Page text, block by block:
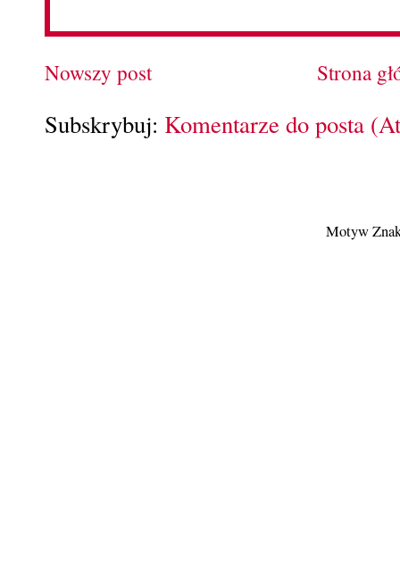
Nowszy post Strona
Subskrybuj: Komentarze do posta
Motyw